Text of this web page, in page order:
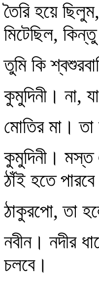
তৈরি হয়ে
মিটেছিল,
তুমি কি
কুমুদিনী। না,
মোতির মা।
কুমুদিনী।
ঠাঁই হতে
ঠাকুরপো, তা
নবীন। নদীর
চলবে।